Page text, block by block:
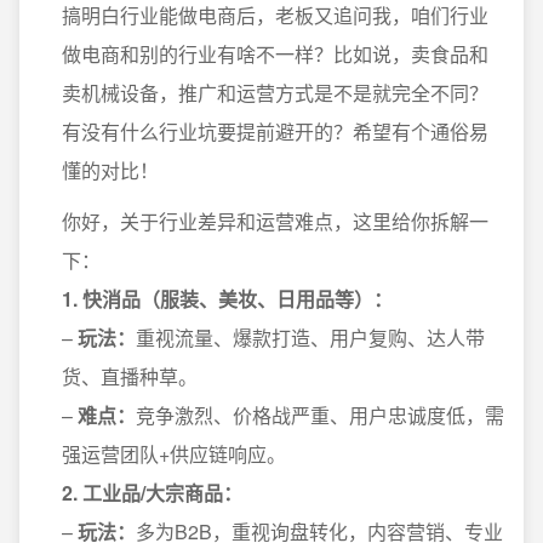
搞明白行业能做电商后，老板又追问我，咱们行业
做电商和别的行业有啥不一样？比如说，卖食品和
卖机械设备，推广和运营方式是不是就完全不同？
有没有什么行业坑要提前避开的？希望有个通俗易
懂的对比！
你好，关于行业差异和运营难点，这里给你拆解一
下：
1. 快消品（服装、美妆、日用品等）：
–玩法： 重视流量、爆款打造、用户复购、达人带
货、直播种草。
–难点： 竞争激烈、价格战严重、用户忠诚度低，需
强运营团队+供应链响应。
2. 工业品/大宗商品：
–玩法： 多为B2B，重视询盘转化，内容营销、专业